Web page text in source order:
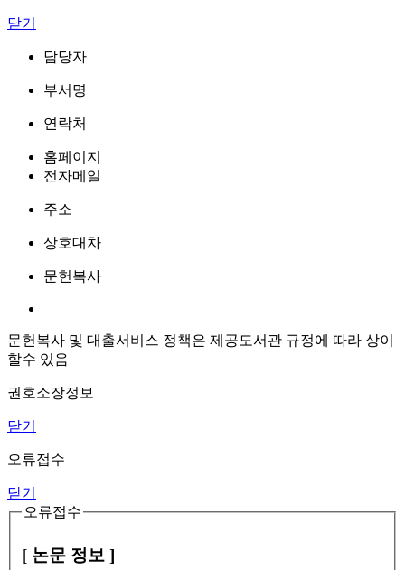
닫기
담당자
부서명
연락처
홈페이지
전자메일
주소
상호대차
문헌복사
문헌복사 및 대출서비스 정책은 제공도서관 규정에 따라 상이
할수 있음
권호소장정보
닫기
오류접수
닫기
오류접수
[ 논문 정보 ]